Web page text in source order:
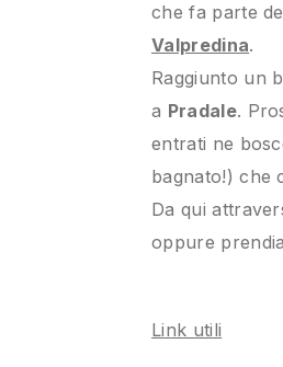
che fa parte
Valpredina.
Raggiunto un
a Pradale.
entrati ne
bagnato!) che
Da qui
oppure
Link utili